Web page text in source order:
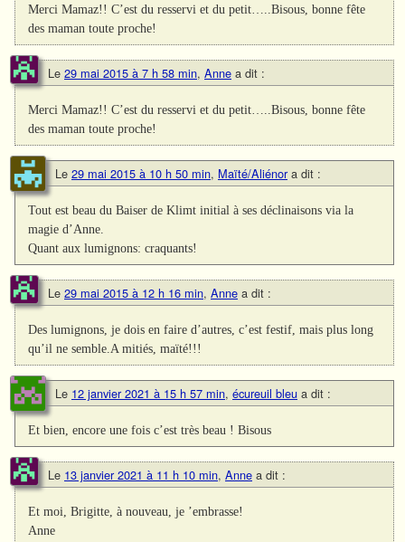
Merci Mamaz!! C’est du resservi et du petit…..Bisous, bonne fête
des maman toute proche!
Le 29 mai 2015 à 7 h 58 min, Anne a dit :
Merci Mamaz!! C’est du resservi et du petit…..Bisous, bonne fête
des maman toute proche!
Le 29 mai 2015 à 10 h 50 min, Maïté/Aliénor a dit :
Tout est beau du Baiser de Klimt initial à ses déclinaisons via la
magie d’Anne.
Quant aux lumignons: craquants!
Le 29 mai 2015 à 12 h 16 min, Anne a dit :
Des lumignons, je dois en faire d’autres, c’est festif, mais plus long
qu’il ne semble.A mitiés, maïté!!!
Le 12 janvier 2021 à 15 h 57 min, écureuil bleu a dit :
Et bien, encore une fois c’est très beau ! Bisous
Le 13 janvier 2021 à 11 h 10 min, Anne a dit :
Et moi, Brigitte, à nouveau, je ’embrasse!
Anne